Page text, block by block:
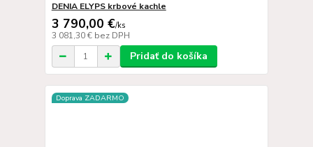
DENIA ELYPS krbové kachle
3 790,00 €/ks
3 081,30 € bez DPH
Pridať do košíka
Doprava ZADARMO